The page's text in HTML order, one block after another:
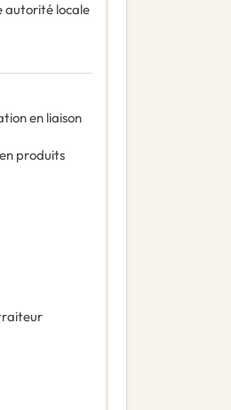
autorité locale
en liaison
produits